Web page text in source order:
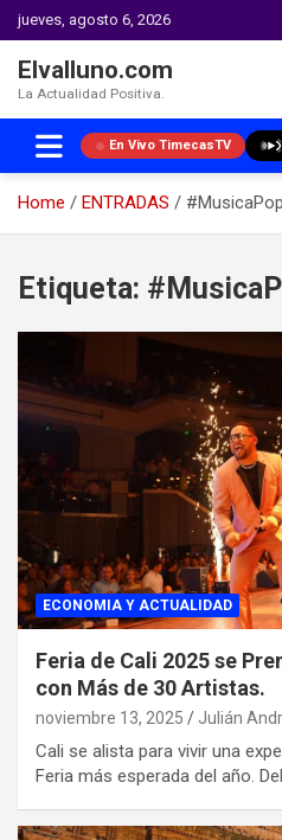
jueves, agosto 6, 2026
Elvalluno.com
La Actualidad Positiva.
En Vivo TimecasTV
Home ENTRADAS
content
Etiqueta:
ECONOMIA Y ACTUALIDAD
Feria de Cali 2025 se
con Más de 30 Artistas.
noviembre 13, 2025 Julián
Cali se alista para vivir una
Feria más esperada del año.